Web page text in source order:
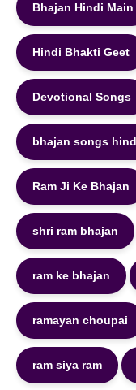
Bhajan Hindi Main
Hindi Bhakti Geet
Devotional Songs
bhajan songs
Ram Ji Ke Bhajan
shri ram bhajan
ram ke bhajan
ramayan choupai
ram siya ram